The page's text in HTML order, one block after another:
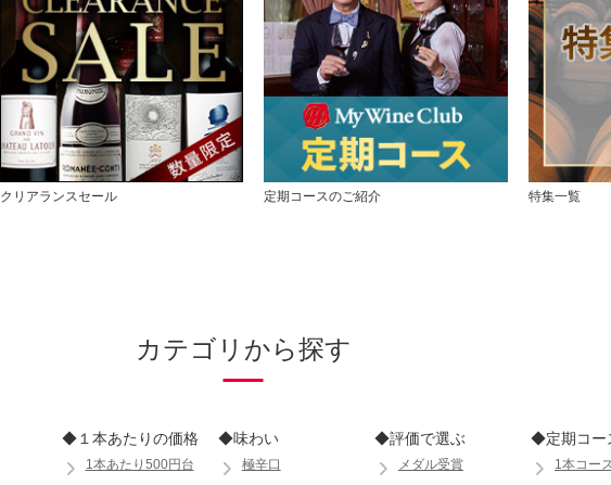
クリアランスセール 定期コースのご紹介 特集一覧
カテゴリから探す
◆１本あたりの価格
1本あたり500円台
◆味わい
極辛口
◆評価で選ぶ
メダル受賞
◆定期コー
1本コー